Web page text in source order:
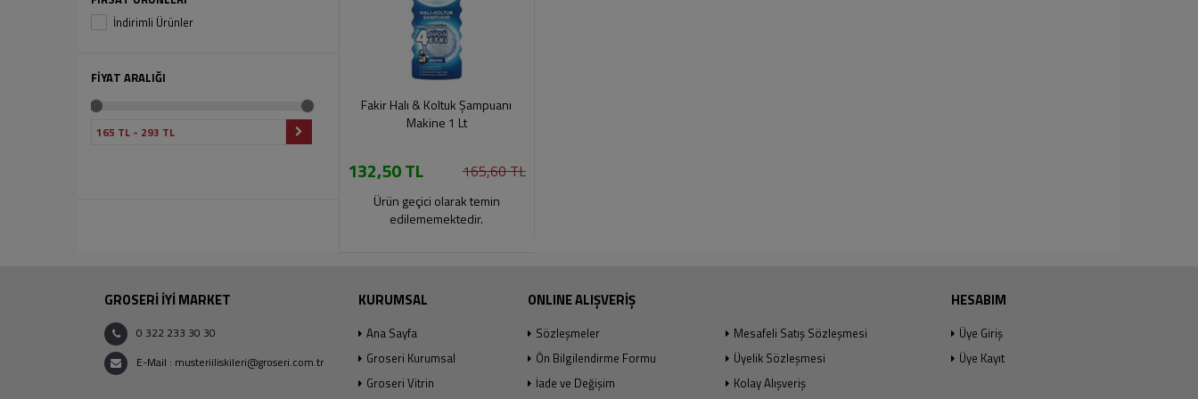
İndirimli Ürünler
FİYAT ARALIĞI
Fakir Halı & Koltuk Şampuanı
Makine 1 Lt
132,50 TL 165,60 TL
Ürün geçici olarak temin
edilememektedir.
GROSERİ İYİ MARKET
0 322 233 30 30
E-Mail : musteriiliskileri@groseri.com.tr
KURUMSAL
Ana Sayfa
Groseri Kurumsal
Groseri Vitrin
ONLINE ALIŞVERİŞ
Sözleşmeler
Mesafeli Satış Sözleşmesi
Ön Bilgilendirme Formu
Üyelik Sözleşmesi
İade ve Değişim
Kolay Alışveriş
HESABIM
Üye Giriş
Üye Kayıt